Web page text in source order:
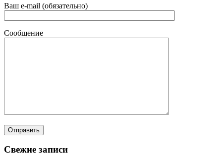
Ваш e-mail (обязательно)
Сообщение
Свежие записи